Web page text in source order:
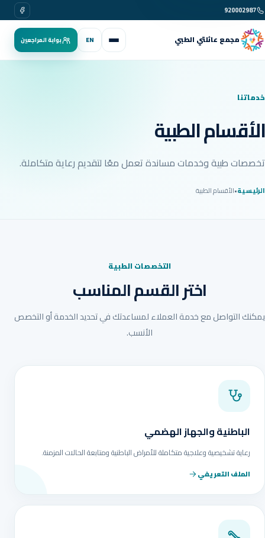
920002987 فيسبوك
مجمع عائلتي الطبي EN بوابة المراجعين
خدماتنا
الأقسام الطبية
تخصصات طبية وخدمات مساندة تعمل معًا لتقديم رعاية متكاملة.
الرئيسية•الأقسام الطبية
التخصصات الطبية
اختر القسم المناسب
يمكنك التواصل مع خدمة العملاء لمساعدتك في تحديد الخدمة أو التخصص
الأنسب.
الباطنية والجهاز الهضمي
رعاية تشخيصية وعلاجية متكاملة للأمراض الباطنية ومتابعة الحالات المزمنة.
الملف التعريفي